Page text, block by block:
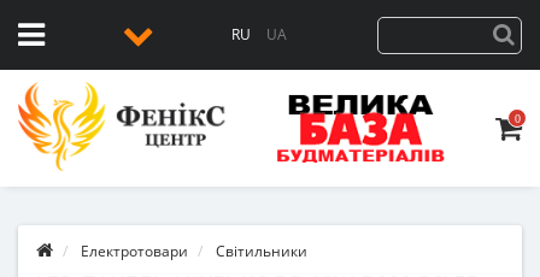
RU UA
0
Електротовари Світильники